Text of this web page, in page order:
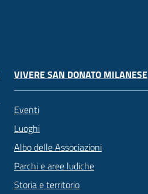
VIVERE SAN DONATO MILANESE
Eventi
Luoghi
Albo delle Associazioni
Parchi e aree ludiche
Storia e territorio